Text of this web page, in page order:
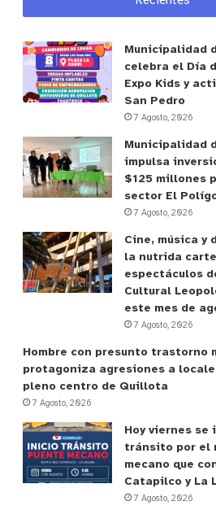
Municipalidad
celebra el Día
Expo Kids y
San Pedro
7 Agosto, 2026
Municipalidad
impulsa
$125 millones
sector El
7 Agosto, 2026
Cine, música y
la nutrida
espectáculos
Cultural
este mes de
7 Agosto, 2026
Hombre con presunto trastorno
protagoniza agresiones a
pleno centro de Quillota
7 Agosto, 2026
Hoy viernes se
tránsito por el
mecano que
Catapilco y La
7 Agosto, 2026